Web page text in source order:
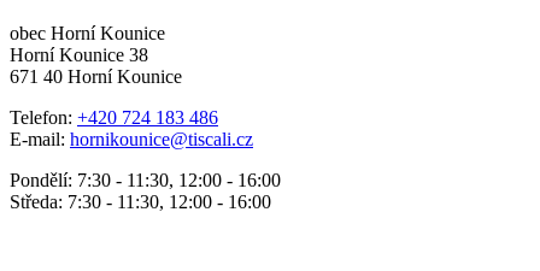
obec Horní Kounice
Horní Kounice 38
671 40 Horní Kounice
Telefon: +420 724 183 486
E-mail: hornikounice@tiscali.cz
Pondělí: 7:30 - 11:30, 12:00 - 16:00
Středa: 7:30 - 11:30, 12:00 - 16:00